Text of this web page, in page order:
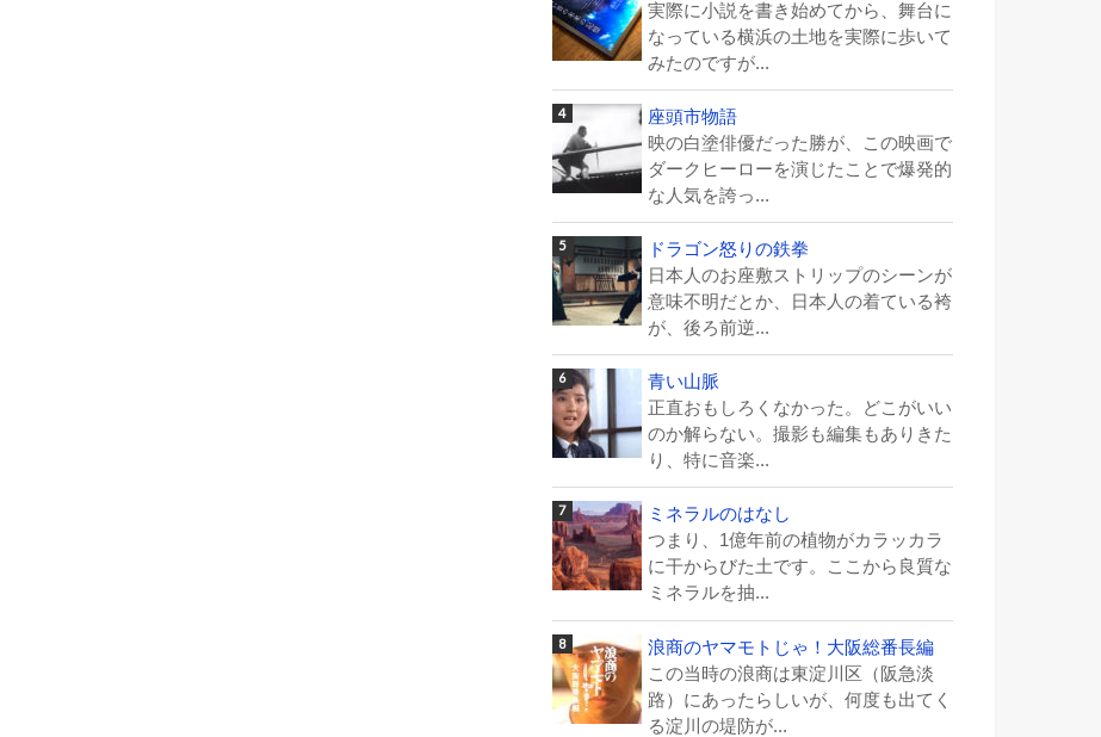
実際に小説を書き始めてから、舞台に
なっている横浜の土地を実際に歩いて
みたのですが...
座頭市物語
映の白塗俳優だった勝が、この映画で
ダークヒーローを演じたことで爆発的
な人気を誇っ...
ドラゴン怒りの鉄拳
日本人のお座敷ストリップのシーンが
意味不明だとか、日本人の着ている袴
が、後ろ前逆...
青い山脈
正直おもしろくなかった。どこがいい
のか解らない。撮影も編集もありきた
り、特に音楽...
ミネラルのはなし
つまり、1億年前の植物がカラッカラ
に干からびた土です。ここから良質な
ミネラルを抽...
浪商のヤマモトじゃ！大阪総番長編
この当時の浪商は東淀川区（阪急淡
路）にあったらしいが、何度も出てく
る淀川の堤防が...